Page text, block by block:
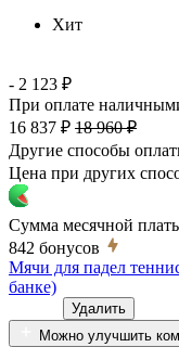
Хит
- 2 123 ₽
При оплате
16 837 ₽ 18 960 ₽
Другие способы
Цена при других
Сумма месячной
842 бонусов
Мячи для падел
банке)
Удалить
Можно улучшить